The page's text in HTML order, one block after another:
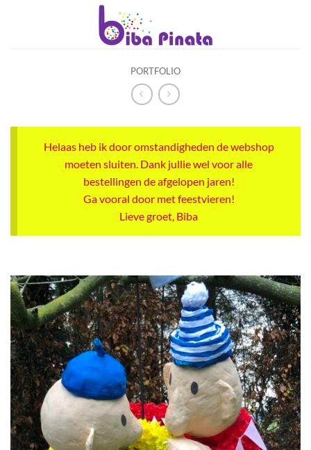
PORTFOLIO
Helaas heb ik door omstandigheden de webshop
moeten sluiten. Dank jullie wel voor alle
bestellingen de afgelopen jaren!
Ga vooral door met feestvieren!
Lieve groet, Biba